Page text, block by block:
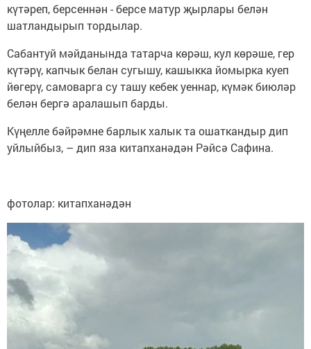
күтәреп, берсеннән - берсе матур җырлары белән
шатландырып тордылар.
Сабантуй мәйданында татарча көрәш, кул көрәше, гер
күтәрү, капчык белан сугышу, кашыкка йомырка куеп
йөгерү, самоварга су ташу кебек уеннар, күмәк биюләр
белән бергә аралашып барды.
Күңелле бәйрәмне барлык халык та ошаткандыр дип
уйлыйбыз, – дип яза китапханәдән Рәйсә Сафина.
фотолар: китапханәдән